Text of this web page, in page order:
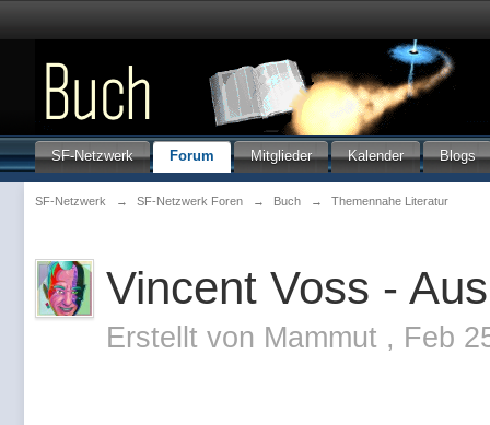
SF-Netzwerk Forum Mitglieder Kalender Blogs
SF-Netzwerk → SF-Netzwerk Foren → Buch → Themennahe Literatur
Vincent Voss -
Erstellt von Mammut , Feb